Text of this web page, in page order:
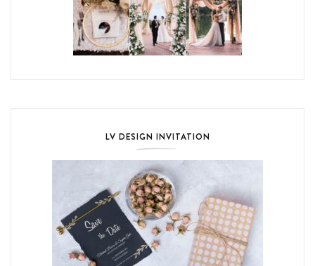
LV DESIGN INVITATION